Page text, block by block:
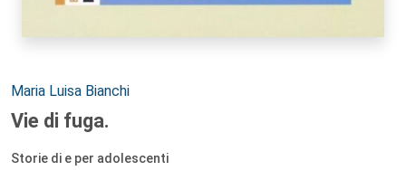
Autori:
Maria Luisa Bianchi
Vie di fuga.
Storie di e per adolescenti